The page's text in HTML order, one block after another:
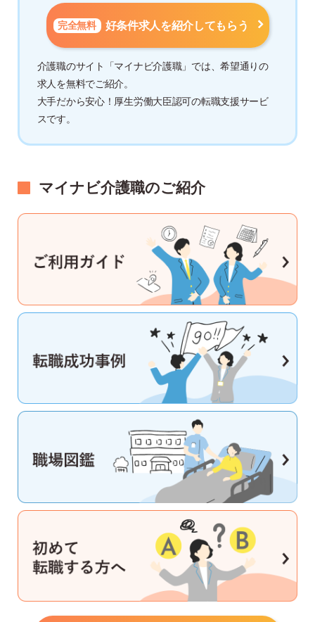
完全無料 好条件求人を紹介してもらう
介護職のサイト「マイナビ介護職」では、希望通りの
求人を無料でご紹介。
大手だから安心！厚生労働大臣認可の転職支援サービ
スです。
マイナビ介護職のご紹介